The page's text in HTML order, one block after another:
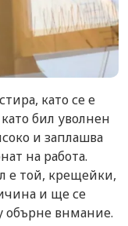
като се е
бил уволнен
и заплашва
на работа.
е той, крещейки,
и ще се
обърне внмание.